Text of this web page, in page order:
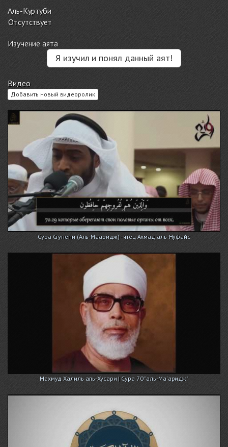
Аль-Куртуби
Отсутствует
Изучение аята
Я изучил и понял данный аят!
Видео
Добавить новый видеоролик
Сура Ступени (Аль-Мааридж) - чтец Ахмад аль-Нуфайс
Махмуд Халиль аль-Хусари | Сура 70 "аль-Ма'аридж"